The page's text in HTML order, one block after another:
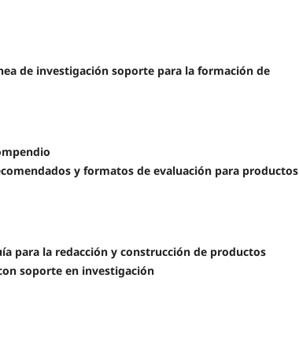
de investigación soporte para la formación de
y formatos de evaluación para productos
para la redacción y construcción de productos
soporte en investigación